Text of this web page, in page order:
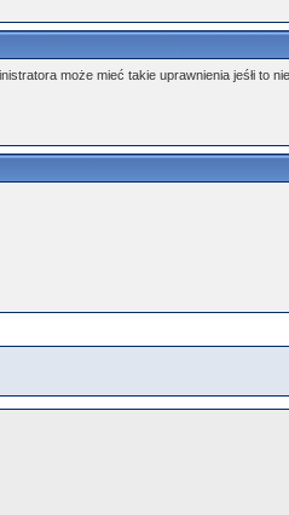
może mieć takie uprawnienia jeśłi to